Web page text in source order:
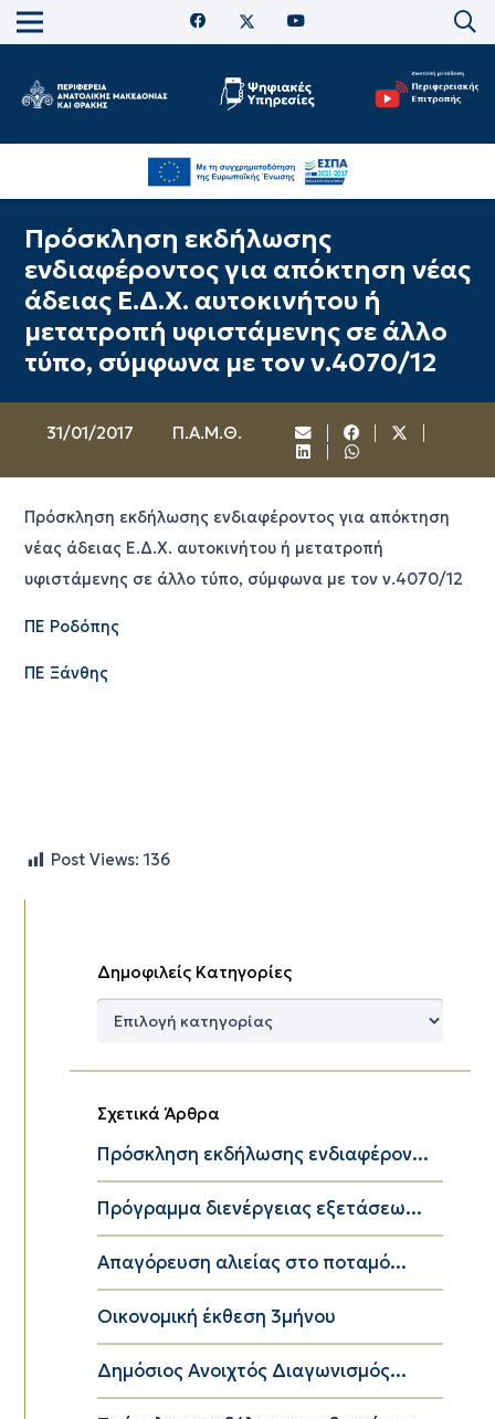
Πρόσκληση εκδήλωσης
ενδιαφέροντος για απόκτηση νέας
άδειας Ε.Δ.Χ. αυτοκινήτου ή
μετατροπή υφιστάμενης σε άλλο
τύπο, σύμφωνα με τον ν.4070/12
31/01/2017 Π.Α.Μ.Θ.
Πρόσκληση εκδήλωσης ενδιαφέροντος για απόκτηση
νέας άδειας Ε.Δ.Χ. αυτοκινήτου ή μετατροπή
υφιστάμενης σε άλλο τύπο, σύμφωνα με τον ν.4070/12
ΠΕ Ροδόπης
ΠΕ Ξάνθης
Post Views: 136
Δημοφιλείς Κατηγορίες
Δημοφιλείς
Σχετικά Άρθρα
Πρόσκληση εκδήλωσης ενδιαφέρον...
Πρόγραμμα διενέργειας εξετάσεω...
Απαγόρευση αλιείας στο ποταμό...
Οικονομική έκθεση 3μήνου
Δημόσιος Ανοιχτός Διαγωνισμός...